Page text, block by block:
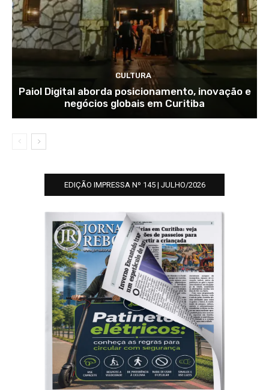
CULTURA
Paiol Digital aborda posicionamento, inovação e
negócios globais em Curitiba
EDIÇÃO IMPRESSA Nº 145 | JULHO/2026